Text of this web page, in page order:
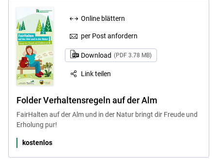
Online blättern
per Post anfordern
Download (PDF 3.78 MB)
Link teilen
Folder Verhaltensregeln auf der Alm
FairHalten auf der Alm und in der Natur bringt dir Freude und
Erholung pur!
kostenlos